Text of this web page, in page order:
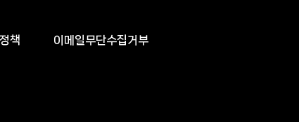
책 이메일무단수집거부